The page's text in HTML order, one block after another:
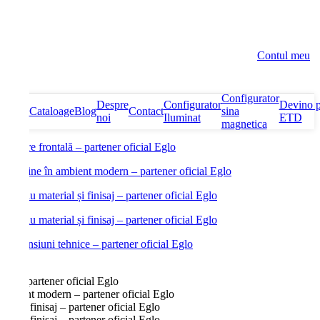
Contul meu
CataloageBlog
Despre
noi
Contact
Configurator
Iluminat
Configurator
sina
magnetica
Devino
ETD